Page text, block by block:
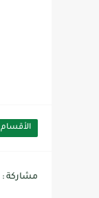
الأقسام